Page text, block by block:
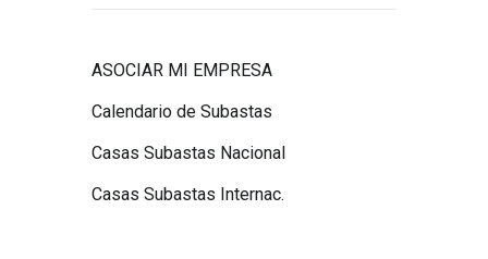
ASOCIAR MI EMPRESA
Calendario de Subastas
Casas Subastas Nacional
Casas Subastas Internac.